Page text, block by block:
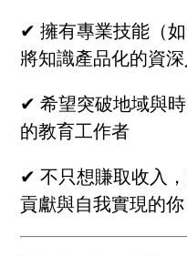
✔ 擁有專業技能（
將知識產品化的資
✔ 希望突破地域與
的教育工作者
✔ 不只想賺取收入
貢獻與自我實現的你